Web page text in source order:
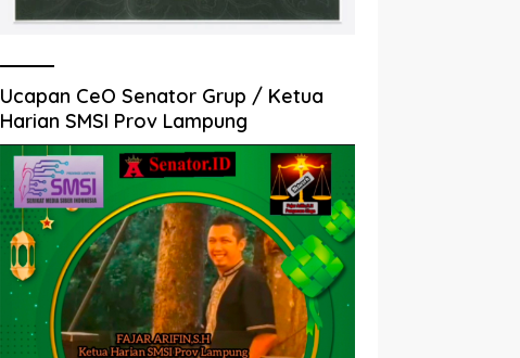
Ucapan CeO Senator Grup / Ketua
Harian SMSI Prov Lampung